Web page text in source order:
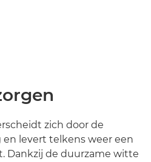
zich door de
levert telkens weer een
Dankzij de duurzame witte